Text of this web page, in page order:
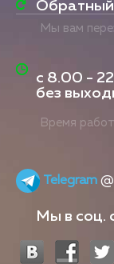
Обратный
Мы вам
с 8.00 -
без
Время
Telegram
Мы в соц.